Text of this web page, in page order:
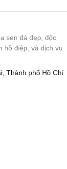
sen đá đẹp, độc
hồ điệp, và dịch vụ
Thành phố Hồ Chí